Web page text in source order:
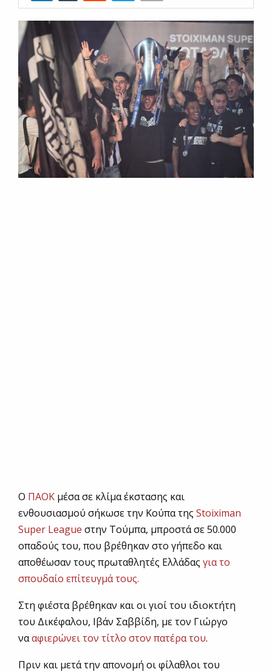
Ο ΠΑΟΚ μέσα σε κλίμα έκστασης και
ενθουσιασμού σήκωσε την Κούπα της Stoiximan
Super League στην Τούμπα, μπροστά σε 50.000
οπαδούς του, που βρέθηκαν στο γήπεδο και
αποθέωσαν τους πρωταθλητές Ελλάδας για το
σπουδαίο επίτευγμά τους.
Στη φιέστα βρέθηκαν και οι γιοί του ιδιοκτήτη
του Δικέφαλου, Ιβάν Σαββίδη, με τον Γιώργο
νααφιερώνει τον τίτλο στον πατέρα του.
Πριν και μετά την απονομή οι φίλαθλοι του